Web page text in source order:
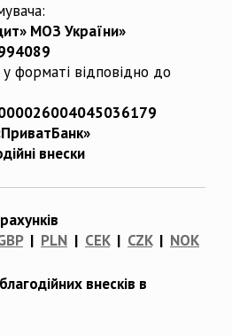
МОЗ України»
форматі відповідно до
внески
| PLN | CEK| CZK| NOK
внесків в